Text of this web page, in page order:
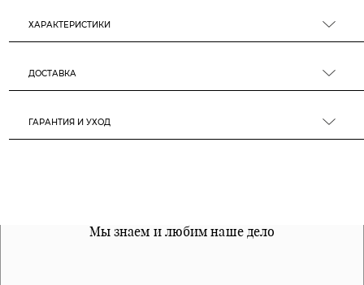
ХАРАКТЕРИСТИКИ
ДОСТАВКА
ГАРАНТИЯ И УХОД
Мы знаем и любим наше дело
Все наши материалы гипоалергенны
Примерка перед покупкой